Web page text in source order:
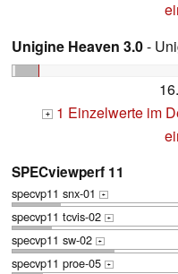
Unigine Heaven 3.0-
+ 1 Einzelwerte im
SPECviewperf 11
specvp11 snx-01 +
specvp11 tcvis-02 +
specvp11 sw-02 +
specvp11 proe-05 +